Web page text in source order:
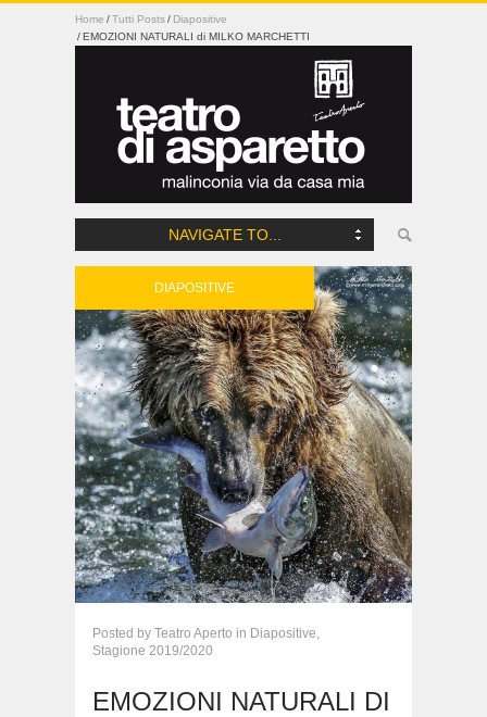
Home Tutti Posts
Diapositive
EMOZIONI NATURALI di MILKO MARCHETTI
NAVIGATE TO...
DIAPOSITIVE
Posted by Teatro Aperto in Diapositive,
Stagione 2019/2020
EMOZIONI NATURALI DI